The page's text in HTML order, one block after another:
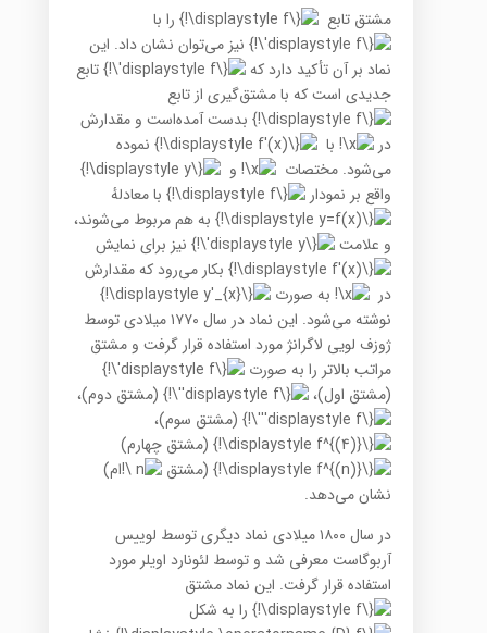
مشتق تابع
را با
نیز می‌توان نشان داد. این
نماد بر آن تأکید دارد که
تابع
جدیدی است که با مشتق‌گیری از تابع
بدست آمده‌است و مقدارش
در
با
نموده
می‌شود. مختصات
و
واقع بر نمودار
با معادلهٔ
به هم مربوط می‌شوند،
و علامت
نیز برای نمایش
بکار می‌رود که مقدارش
در
به صورت
نوشته می‌شود. این نماد در سال ۱۷۷۰ میلادی توسط
ژوزف لویی لاگرانژ مورد استفاده قرار گرفت و مشتق
مراتب بالاتر را به صورت
(مشتق اول)،
(مشتق دوم)،
(مشتق سوم)،
(مشتق چهارم)
(مشتق
ام)
نشان می‌دهد.
در سال ۱۸۰۰ میلادی نماد دیگری توسط لوییس
آربوگاست معرفی شد و توسط لئونارد اویلر مورد
استفاده قرار گرفت. این نماد مشتق
را به شکل